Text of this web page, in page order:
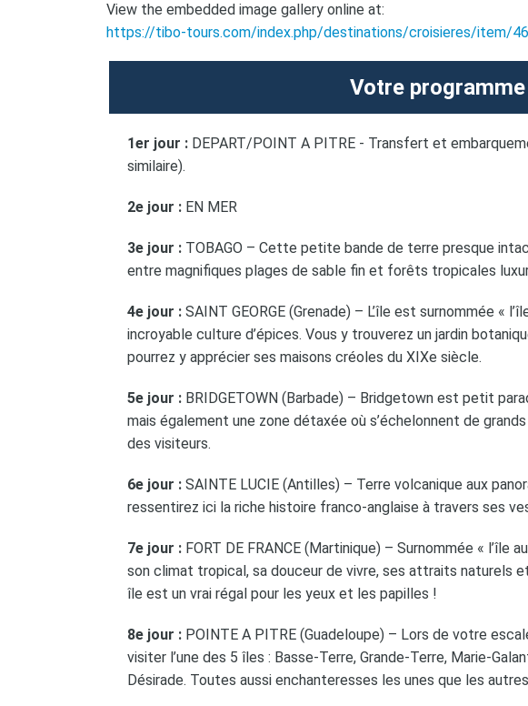
View the embedded image gallery online at:
https://tibo-tours.com/index.php/destinations/croisieres/item/
Votre programme
1er jour : DEPART/POINT A PITRE - Transfert et
similaire).
2e jour : EN MER
3e jour : TOBAGO – Cette petite bande de terre presque
entre magnifiques plages de sable fin et forêts tropicales
4e jour : SAINT GEORGE (Grenade) – L’île est surnommée «
incroyable culture d’épices. Vous y trouverez un jardin
pourrez y apprécier ses maisons créoles du XIXe siècle.
5e jour : BRIDGETOWN (Barbade) – Bridgetown est petit
mais également une zone détaxée où s’échelonnent de
des visiteurs.
6e jour : SAINTE LUCIE (Antilles) – Terre volcanique aux
ressentirez ici la riche histoire franco-anglaise à travers ses
7e jour : FORT DE FRANCE (Martinique) – Surnommée « l’île
son climat tropical, sa douceur de vivre, ses attraits naturels
île est un vrai régal pour les yeux et les papilles !
8e jour : POINTE A PITRE (Guadeloupe) – Lors de votre
visiter l’une des 5 îles : Basse-Terre, Grande-Terre, Marie-
Désirade. Toutes aussi enchanteresses les unes que les